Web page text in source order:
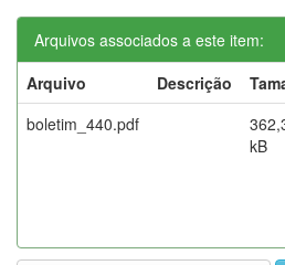
Arquivos associados a este item:
Arquivo
Descrição
boletim_440.pdf
kB